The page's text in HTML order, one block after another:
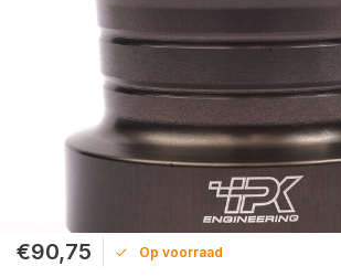
€90,75 Op voorraad